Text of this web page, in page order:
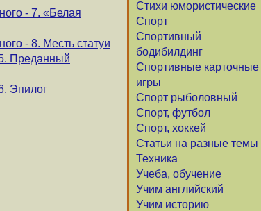
Стихи юмористические
Спорт
Спортивный
бодибилдинг
Спортивные карточные
игры
Спорт рыболовный
Спорт, футбол
Спорт, хоккей
Статьи на разные темы
Техника
Учеба, обучение
Учим английский
Учим историю
- 7. «Белая
- 8. Месть статуи
Преданный
Эпилог